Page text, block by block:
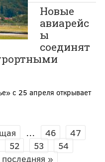
Новые
авиарейс
ы
соединят
с 25 апреля открывает
… 46
47
52 53
54
последняя »